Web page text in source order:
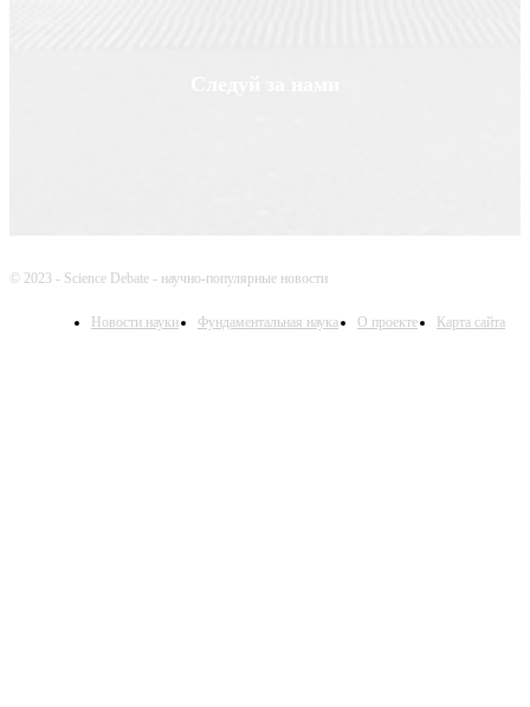
© 2023 - Science Debate - научно-популярные новости
Новости науки Фундаментальная наука О проекте Карта сайта